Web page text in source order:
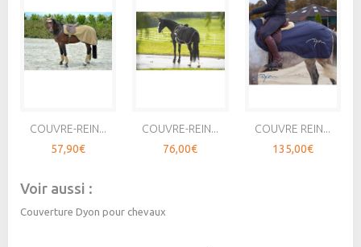
COUVRE-REIN...
57,90€
COUVRE-REIN...
76,00€
COUVRE REIN...
135,00€
Voir aussi :
Couverture Dyon pour chevaux